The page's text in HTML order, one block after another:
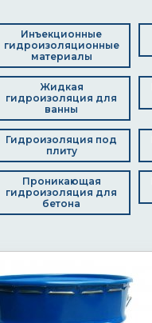
Инъекционные
гидроизоляционные
материалы
Жидкая
гидроизоляция для
ванны
Гидроизоляция под
плиту
Проникающая
гидроизоляция для
бетона